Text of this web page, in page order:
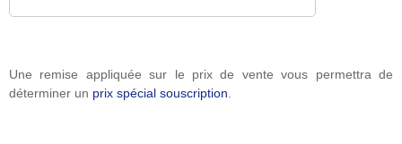
Une remise appliquée sur le prix de vente vous permettra de
déterminer un prix spécial souscription